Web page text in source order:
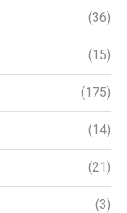
(36)
(15)
(175)
(14)
(21)
(3)